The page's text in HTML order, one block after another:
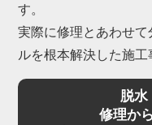
もちろん、ドラム特
掃。
す。
実際に修理とあわせ
ルを根本解決した施工
脱水
修理か